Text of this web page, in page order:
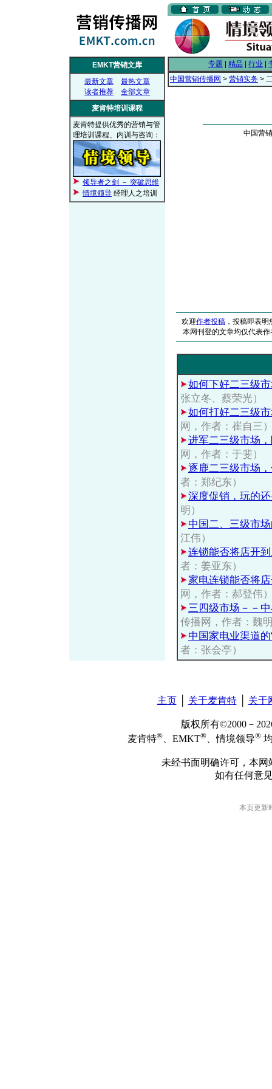
EMKT营销文库
最新文章
最热文章
读者推荐
全部文章
麦肯特培训课程
麦肯特提供优秀的营销与管
理培训课程、内训与咨询：
领导者之剑 － 突破思维
情境领导 经理人之培训
专题 精品 行业
中国营销传播网 > 营销实务 >
中国营
欢迎作者投稿 ，投稿即表
本网刊登的文章均仅代表
如何下好二三级市
张立冬、蔡荣光）
如何打好二三级
网，作者：崔自三
进军二三级市场
网，作者：于斐）
逐鹿二三级市场
者：郑纪东）
深度促销，玩的
明）
中国二、三级市
江伟）
连锁能否将店开
者：姜亚东）
家电连锁能否将
网，作者：郝登伟
三四级市场－－
传播网，作者：魏
中国家电业渠道的
者：张会亭）
主页│ 关于麦肯特│ 关于
版权所有©2000－
麦肯特® 、EMKT® 、情境领导®
未经书面明确许可，本
如有任何意
本页更新